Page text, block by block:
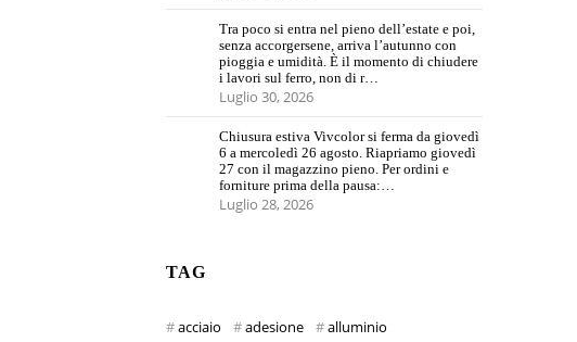
Tra poco si entra nel pieno dell’estate e poi,
senza accorgersene, arriva l’autunno con
pioggia e umidità. È il momento di chiudere
i lavori sul ferro, non di r…
Luglio 30, 2026
Chiusura estiva Vivcolor si ferma da giovedì
6 a mercoledì 26 agosto. Riapriamo giovedì
27 con il magazzino pieno. Per ordini e
forniture prima della pausa:…
Luglio 28, 2026
TAG
acciaio adesione
alluminio